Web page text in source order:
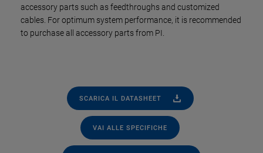
accessory parts such as feedthroughs and customized
cables. For optimum system performance, it is recommended
to purchase all accessory parts from PI.
SCARICA IL DATASHEET
VAI ALLE SPECIFICHE